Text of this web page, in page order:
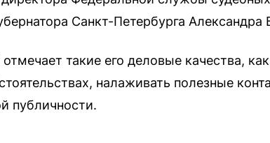
Санкт-Петербурга Александра
такие его деловые качества,
налаживать полезные
публичности.